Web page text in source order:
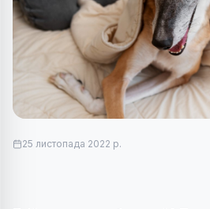
25 листопада 2022 р.